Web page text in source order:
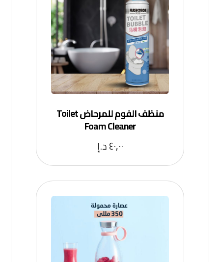
منظف الفوم للمرحاض Toilet
Foam Cleaner
٤٠,٠٠د.إ